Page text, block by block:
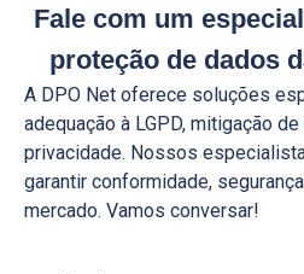
Fale com um
proteção de dados
A DPO Net oferece soluções
adequação à LGPD, mitigação
privacidade. Nossos
garantir conformidade,
mercado. Vamos conversar!